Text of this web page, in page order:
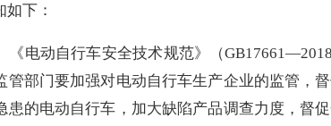
下：
《电动自行车安全技术规范》（GB17661—2018
管部门要加强对电动自行车生产企业的监管，
患的电动自行车，加大缺陷产品调查力度，督